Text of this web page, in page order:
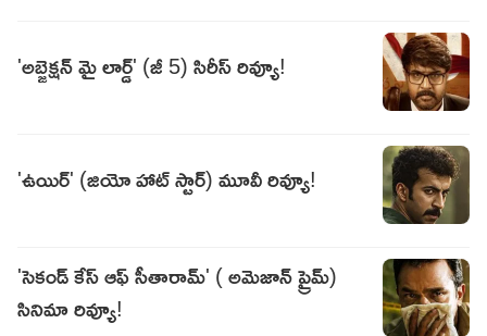
'అబ్జెక్షన్ మై లార్డ్' (జీ 5) సిరీస్ రివ్యూ!
'ఉయిర్' (జియో హాట్ స్టార్) మూవీ రివ్యూ!
'సెకండ్ కేస్ ఆఫ్ సీతారామ్' ( అమెజాన్ ప్రైమ్)
సినిమా రివ్యూ!